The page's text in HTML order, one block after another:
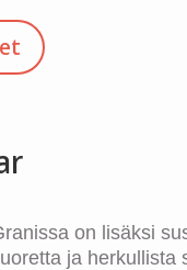
on lisäksi
ja herkullista